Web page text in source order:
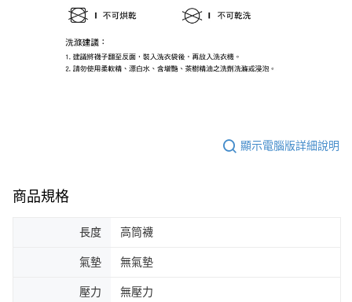
顯示電腦版詳細說明
商品規格
長度 高筒襪
氣墊 無氣墊
壓力 無壓力